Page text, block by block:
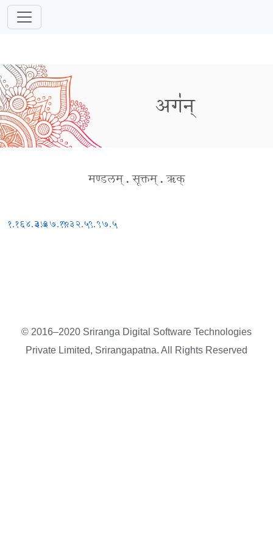
अग॑न्
मण्डलम् . सूक्तम् . ऋक्
१.१६४.३७३.३७.१०९.३२.५९.९७.५
© 2016–2020 Sriranga Digital Software Technologies
Private Limited, Srirangapatna. All Rights Reserved